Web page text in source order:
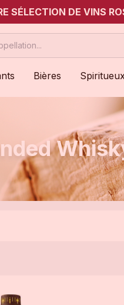
SÉLECTION DE VINS
Bières